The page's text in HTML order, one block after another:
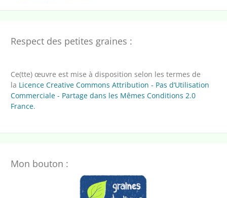
Respect des petites graines :
Ce(tte) œuvre est mise à disposition selon les termes de
la Licence Creative Commons Attribution - Pas d’Utilisation
Commerciale - Partage dans les Mêmes Conditions 2.0
France.
Mon bouton :